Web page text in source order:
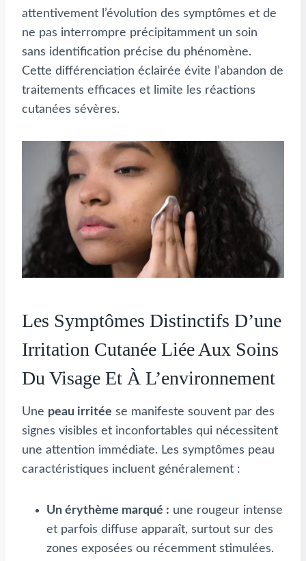
attentivement l’évolution des symptômes et de
ne pas interrompre précipitamment un soin
sans identification précise du phénomène.
Cette différenciation éclairée évite l’abandon de
traitements efficaces et limite les réactions
cutanées sévères.
Les Symptômes Distinctifs D’une
Irritation Cutanée Liée Aux Soins
Du Visage Et À L’environnement
Une peau irritée se manifeste souvent par des
signes visibles et inconfortables qui nécessitent
une attention immédiate. Les symptômes peau
caractéristiques incluent généralement :
Un érythème marqué : une rougeur intense
et parfois diffuse apparaît, surtout sur des
zones exposées ou récemment stimulées.